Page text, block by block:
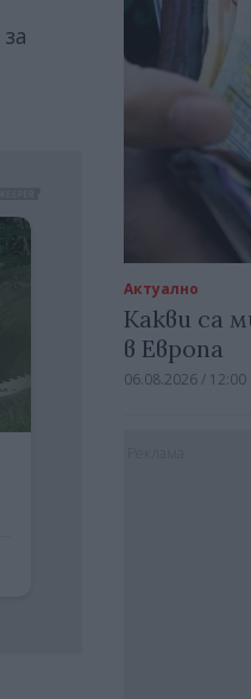
Актуално
Какви са
в Европа
06.08.2026 / 12:00